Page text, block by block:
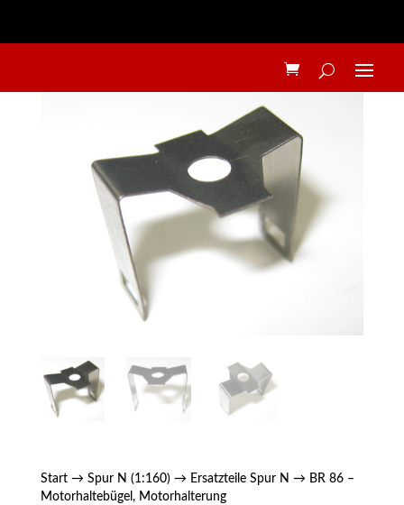
Start→ Spur N (1:160)→ Ersatzteile Spur N → BR 86 –
Motorhaltebügel, Motorhalterung